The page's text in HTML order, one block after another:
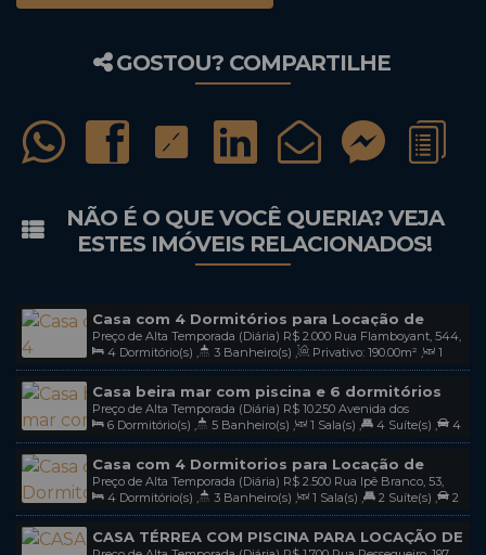
GOSTOU? COMPARTILHE
NÃO É O QUE VOCÊ QUERIA? VEJA
ESTES IMÓVEIS RELACIONADOS!
Casa com 4 Dormitórios para Locação de
Temporada em Canto Grande Bombinhas-Sc /
Cod 24
R$ 2.000
Preço de Alta Temporada (Diária)
Rua Flamboyant, 544,
88215-000, Canto Grande, Bombinhas, Santa Catarina, Brasil
4 Dormitório(s) 3 Banheiro(s) Privativo: 190.00m²
1
Sala(s) , 2 Suíte(s) , Total: 300.00m² , 4 Vaga(s)
Casa beira mar com piscina e 6 dormitórios
para locação de temporada na praia de
Mariscal em Bombinhas-SC / COD L157
R$ 10.250
Preço de Alta Temporada (Diária)
Avenida dos
Coqueiros, 3843, 88215-000, Canto Grande, Bombinhas, Santa
Catarina, Brasil
6 Dormitório(s) 5 Banheiro(s) 1 Sala(s) 4 Suíte(s)
4
Vaga(s)
Casa com 4 Dormitorios para Locação de
Temporada na Praia de Canto Grande em
Bombinhas/Sc / Cod L165
R$ 2.500
Preço de Alta Temporada (Diária)
Rua Ipê Branco, 53,
88215-000, Canto Grande, Bombinhas, Santa Catarina, Brasil
4 Dormitório(s) 3 Banheiro(s) 1 Sala(s) 2 Suíte(s)
2
Vaga(s)
CASA TÉRREA COM PISCINA PARA LOCAÇÃO DE